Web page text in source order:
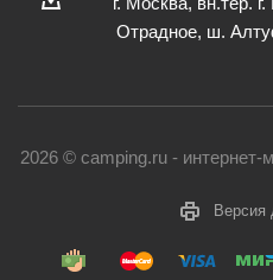
Отрадное, ш.
2026 © camping.ru - интернет-
Версия